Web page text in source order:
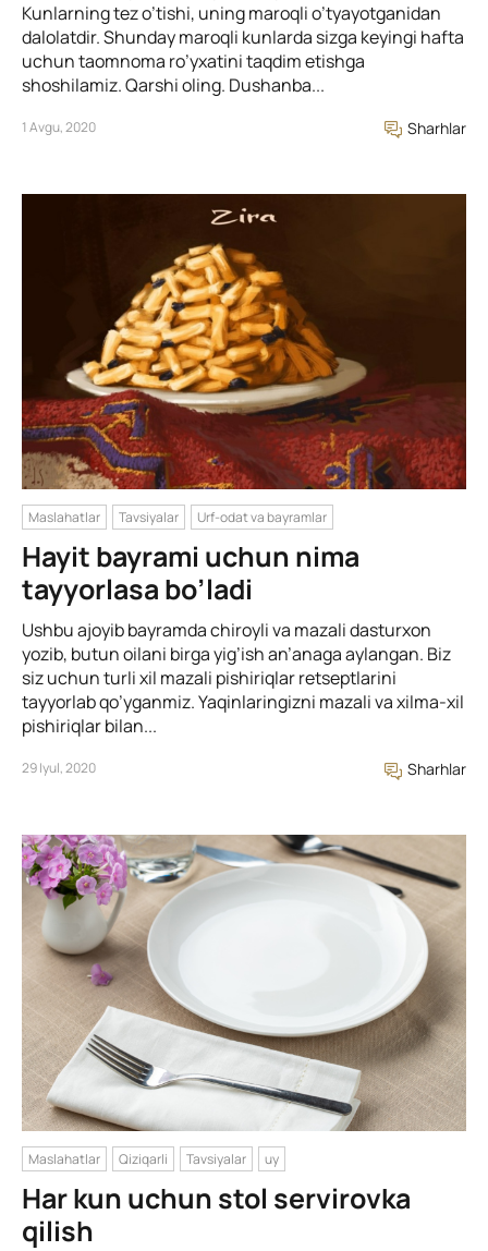
Kunlarning tez o’tishi, uning maroqli o’tyayotganidan
dalolatdir. Shunday maroqli kunlarda sizga keyingi hafta
uchun taomnoma ro’yxatini taqdim etishga
shoshilamiz. Qarshi oling. Dushanba...
1 Avgu, 2020 Sharhlar
Maslahatlar Tavsiyalar Urf-odat va bayramlar
Hayit bayrami uchun nima
tayyorlasa bo’ladi
Ushbu ajoyib bayramda chiroyli va mazali dasturxon
yozib, butun oilani birga yig’ish an’anaga aylangan. Biz
siz uchun turli xil mazali pishiriqlar retseptlarini
tayyorlab qo’yganmiz. Yaqinlaringizni mazali va xilma-xil
pishiriqlar bilan...
29 Iyul, 2020 Sharhlar
Maslahatlar Qiziqarli Tavsiyalar uy
Har kun uchun stol servirovka
qilish